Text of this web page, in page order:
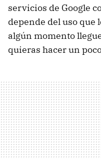
servicios de Google
depende del uso que
algún momento
quieras hacer un